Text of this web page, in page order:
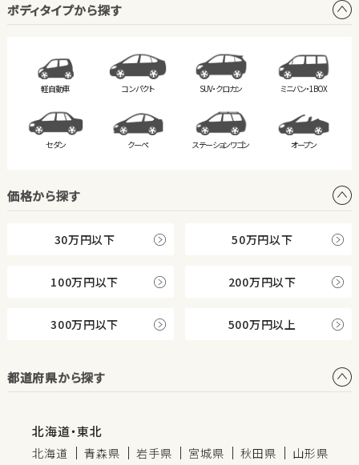
ボディタイプから探す
軽自動車 コンパクト SUV・クロカン ミニバン・1BOX
セダン クーペ ステーションワゴン オープン
価格から探す
30万円以下 50万円以下
100万円以下 200万円以下
300万円以下 500万円以上
都道府県から探す
北海道・東北
北海道 青森県 岩手県 宮城県 秋田県
山形県